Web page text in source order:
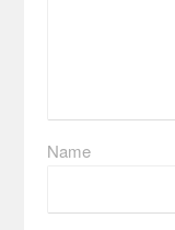
Name